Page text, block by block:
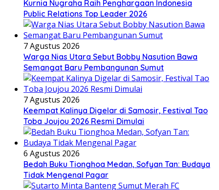
Kurnia Nugraha Raih Penghargaan Indonesia
Public Relations Top Leader 2026
7 Agustus 2026
Warga Nias Utara Sebut Bobby Nasution Bawa
Semangat Baru Pembangunan Sumut
7 Agustus 2026
Keempat Kalinya Digelar di Samosir, Festival Tao
Toba Joujou 2026 Resmi Dimulai
6 Agustus 2026
Bedah Buku Tionghoa Medan, Sofyan Tan: Budaya
Tidak Mengenal Pagar